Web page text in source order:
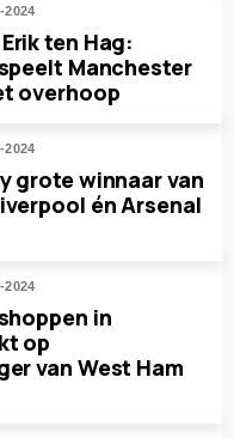
2024
ten Hag:
Manchester
overhoop
2024
grote winnaar van
én Arsenal
2024
in
op
van West Ham